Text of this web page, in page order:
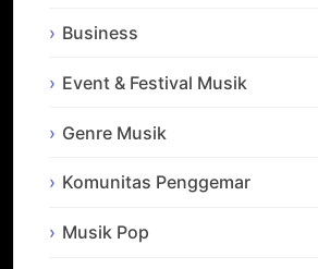
Business
Event & Festival Musik
Genre Musik
Komunitas Penggemar
Musik Pop